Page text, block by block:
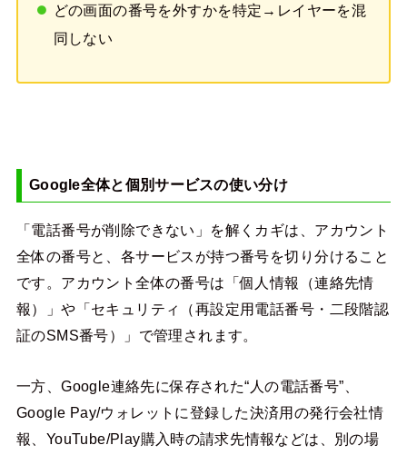
どの画面の番号を外すかを特定→レイヤーを混
同しない
Google全体と個別サービスの使い分け
「電話番号が削除できない」を解くカギは、アカウント
全体の番号と、各サービスが持つ番号を切り分けること
です。アカウント全体の番号は「個人情報（連絡先情
報）」や「セキュリティ（再設定用電話番号・二段階認
証のSMS番号）」で管理されます。
一方、Google連絡先に保存された“人の電話番号”、
Google Pay/ウォレットに登録した決済用の発行会社情
報、YouTube/Play購入時の請求先情報などは、別の場